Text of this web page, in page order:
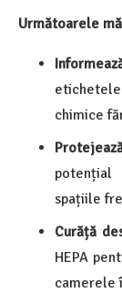
Următoarele
chimice
spațiile
Curăță
HEPA
camerele